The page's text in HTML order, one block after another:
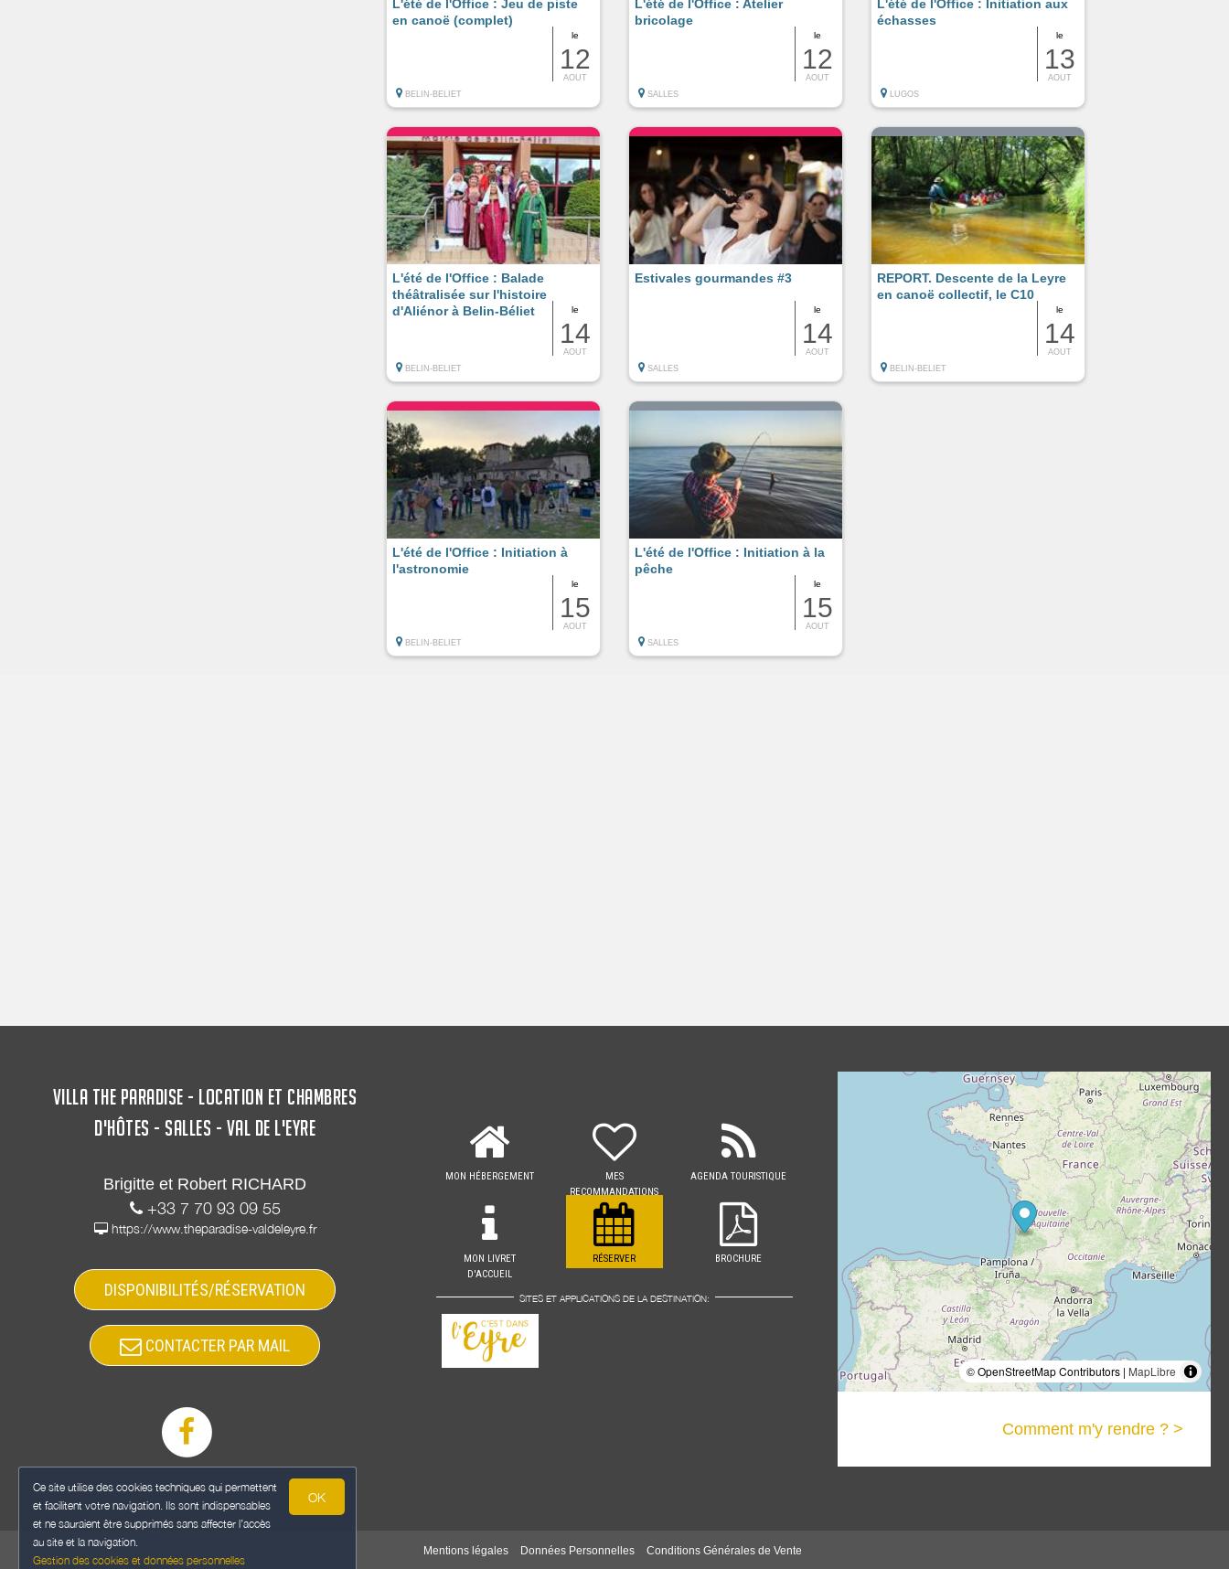
Ce site utilise des cookies techniques qui permettent
et facilitent votre navigation. Ils sont indispensables
et ne sauraient être supprimés sans affecter l’accès
au site et la navigation.
Gestion des cookies et données personnelles
OK
le
12
AOUT
L'été de l'Office : Jeu de piste
en canoë (complet)
BELIN-BELIET
le
12
AOUT
L'été de l'Office : Atelier
bricolage
SALLES
le
13
AOUT
L'été de l'Office : Initiation aux
échasses
LUGOS
le
14
AOUT
L'été de l'Office : Balade
théâtralisée sur l'histoire
d'Aliénor à Belin-Béliet
BELIN-BELIET
le
14
AOUT
Estivales gourmandes #3
SALLES
le
14
AOUT
REPORT. Descente de la Leyre
en canoë collectif, le C10
BELIN-BELIET
le
15
AOUT
L'été de l'Office : Initiation à
l'astronomie
BELIN-BELIET
le
15
AOUT
L'été de l'Office : Initiation à la
pêche
SALLES
VILLA THE PARADISE - LOCATION ET CHAMBRES
D'HÔTES - SALLES - VAL DE L'EYRE
Brigitte et Robert RICHARD
+33 7 70 93 09 55
https://www.theparadise-valdeleyre.fr
DISPONIBILITÉS/RÉSERVATION
CONTACTER PAR MAIL
MON HÉBERGEMENT
MES
RECOMMANDATIONS
AGENDA TOURISTIQUE
MON LIVRET
D'ACCUEIL
RÉSERVER BROCHURE
SITES ET APPLICATIONS DE LA DESTINATION:
© OpenStreetMap Contributors | MapLibre
Comment m'y rendre ? >
Mentions légales Données Personnelles Conditions Générales de Vente